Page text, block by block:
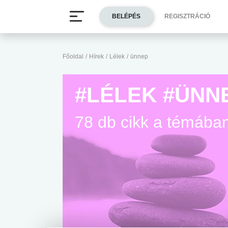
Főoldal / Hírek / Lélek / ünnep
#LÉLEK
78 db cikk a
BELÉPÉS REGISZTRÁCIÓ